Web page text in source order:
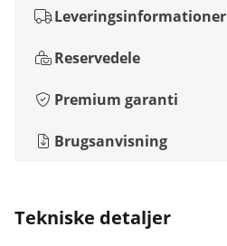
Leveringsinformationer
Reservedele
Premium garanti
Brugsanvisning
Tekniske detaljer